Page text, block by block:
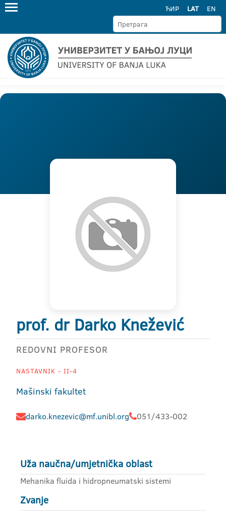
ЋИР LAT EN
prof. dr Darko Knežević
REDOVNI PROFESOR
NASTAVNIK - II-4
Mašinski fakultet
darko.knezevic@mf.unibl.org 051/433-002
Uža naučna/umjetnička oblast
Mehanika fluida i hidropneumatski sistemi
Zvanje